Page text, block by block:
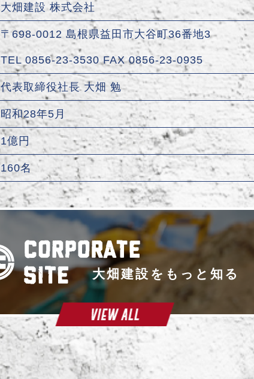
大畑建設 株式会社
〒698-0012 島根県益田市大谷町36番地3
TEL 0856-23-3530 FAX 0856-23-0935
代表取締役社長 大畑 勉
昭和28年5月
1億円
160名
大畑建設をもっと知る